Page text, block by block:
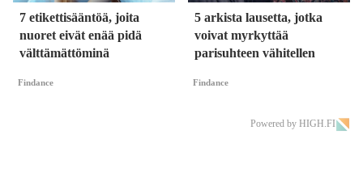
7 etikettisääntöä, joita
nuoret eivät enää pidä
välttämättöminä
Findance
5 arkista lausetta, jotka
voivat myrkyttää
parisuhteen vähitellen
Findance
Powered by HIGH.FI